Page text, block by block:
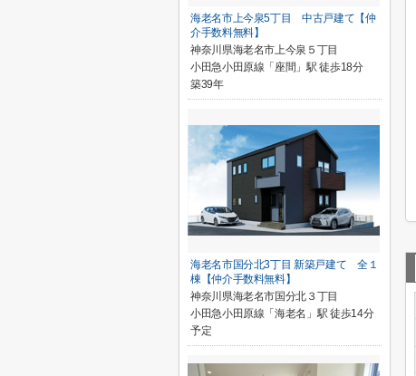
海老名市上今泉5丁目 中古戸建て【仲
介手数料無料】
神奈川県海老名市上今泉５丁目
小田急小田原線「座間」駅 徒歩18分
築39年
海老名市国分北3丁目 新築戸建て 全１
棟【仲介手数料無料】
神奈川県海老名市国分北３丁目
小田急小田原線「海老名」駅 徒歩14分
予定